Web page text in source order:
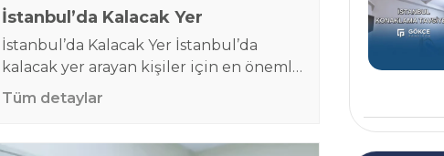
İstanbul’da Kalacak Yer
İstanbul’da Kalacak Yer İstanbul’da
kalacak yer arayan kişiler için en önemli
konu; güvenli, temiz, merkezi konumda
bulunan ve bütçeyi zorlamayan bir
Tüm detaylar